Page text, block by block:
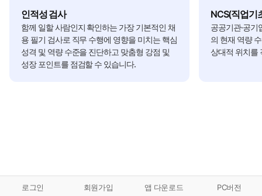
인적성 검사
함께 일할 사람인지 확인하는 가장 기본적인 채
용 필기 검사로 직무 수행에 영향을 미치는 핵심
성격 및 역량 수준을 진단하고 맞춤형 강점 및
성장 포인트를 점검할 수 있습니다.
NCS(직업기
공공기관·공기
의 현재 역량
상대적 위치를
로그인 회원가입 앱 다운로드 PC버전